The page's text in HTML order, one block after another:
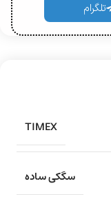
تلگرام
TIMEX
سگکی ساده